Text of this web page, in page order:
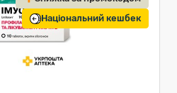
Національний кешбек